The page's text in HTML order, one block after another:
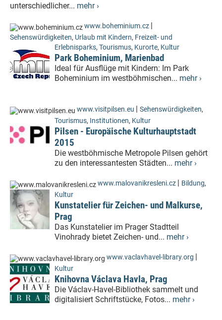
unterschiedlicher... mehr ›
www.boheminium.cz |
Sehenswürdigkeiten, Urlaub mit Kindern, Freizeit- und
Erlebnisparks, Tourismus, Kurorte, Kultur
Park Boheminium, Marienbad
Ideal für Ausflüge mit Kindern: Im Park
Boheminium im westböhmischen... mehr ›
www.visitpilsen.eu | Sehenswürdigkeiten,
Tourismus, Institutionen, Kultur
Pilsen - Europäische Kulturhauptstadt
2015
Die westböhmische Metropole Pilsen gehört
zu den interessantesten Städten... mehr ›
www.malovanikresleni.cz | Bildung,
Kultur
Kunstatelier für Zeichen- und Malkurse,
Prag
Das Kunstatelier im Prager Stadtteil
Vinohrady bietet Zeichen- und... mehr ›
www.vaclavhavel-library.org |
Kultur
Knihovna Václava Havla, Prag
Die Václav-Havel-Bibliothek sammelt und
digitalisiert Schriftstücke, Fotos... mehr ›